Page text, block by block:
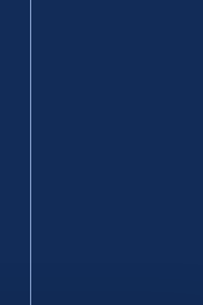
bis